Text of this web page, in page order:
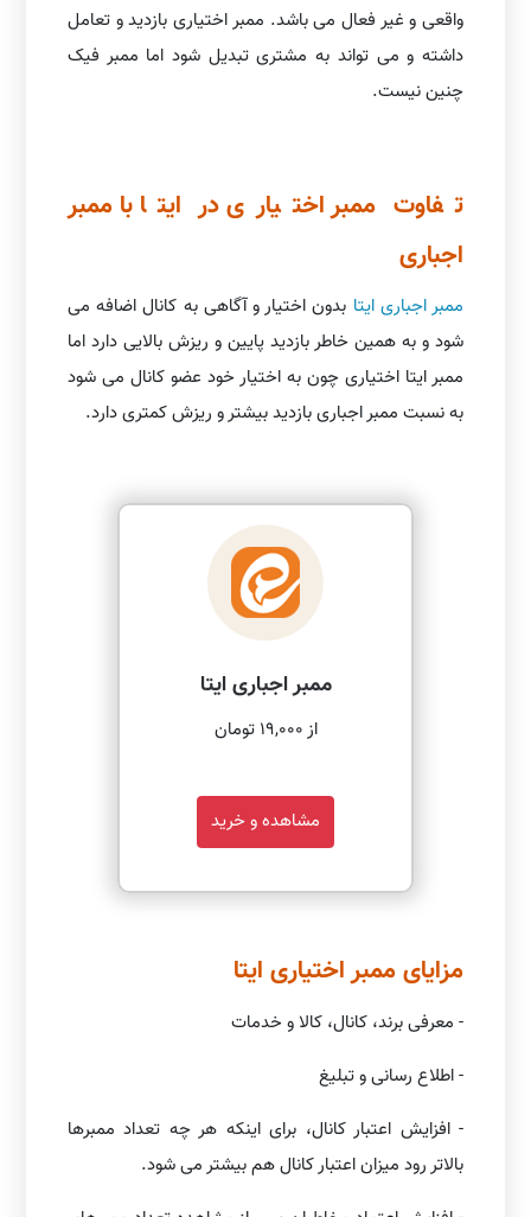
واقعی و غیر فعال می باشد. ممبر اختیاری بازدید و تعامل
داشته و می تواند به مشتری تبدیل شود اما ممبر فیک
چنین نیست.
تفاوت ممبر اختیاری در ایتا با ممبر
اجباری
ممبر اجباری ایتا بدون اختیار و آگاهی به کانال اضافه می
شود و به همین خاطر بازدید پایین و ریزش بالایی دارد اما
ممبر ایتا اختیاری چون به اختیار خود عضو کانال می شود
به نسبت ممبر اجباری بازدید بیشتر و ریزش کمتری دارد.
ممبر اجباری ایتا
از 19,000 تومان
مشاهده و خرید
مزایای ممبر اختیاری ایتا
- معرفی برند، کانال، کالا و خدمات
- اطلاع رسانی و تبلیغ
- افزایش اعتبار کانال، برای اینکه هر چه تعداد ممبرها
بالاتر رود میزان اعتبار کانال هم بیشتر می شود.